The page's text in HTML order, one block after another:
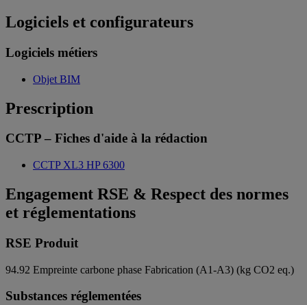
Logiciels et configurateurs
Logiciels métiers
Objet BIM
Prescription
CCTP – Fiches d'aide à la rédaction
CCTP XL3 HP 6300
Engagement RSE & Respect des normes
et réglementations
RSE Produit
94.92 Empreinte carbone phase Fabrication (A1-A3) (kg CO2 eq.)
Substances réglementées